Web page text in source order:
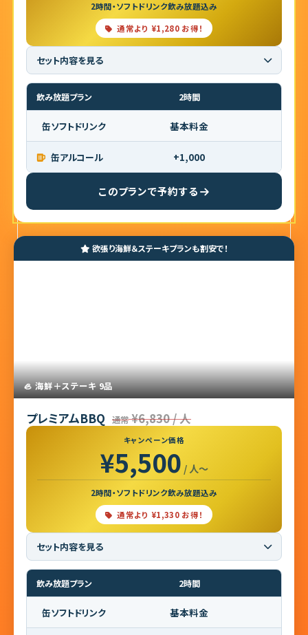
2時間・ソフトドリンク飲み放題込み
通常より ¥1,280 お得！
セット内容を見る
■ セット内容（6品）
牛ハンギングテンダー 200g
骨付きソーセージ 1個
野菜盛り合わせ（4種）
飲み放題プラン 2時間
缶ソフトドリンク 基本料金
缶アルコール +1,000
このプランで予約する
欲張り海鮮＆ステーキプランも割安で！
🦪 海鮮＋ステーキ 9品
プレミアムBBQ 通常¥6,830 / 人
キャンペーン価格
¥5,500 / 人〜
2時間・ソフトドリンク飲み放題込み
通常より ¥1,330 お得！
セット内容を見る
■ セット内容（9品）
牡蠣 1個・エビ 1尾・ホタテ 1個
※仕入れ状況により、一部食材が変更となる場合がございます。あら
飲み放題プラン 2時間
缶ソフトドリンク 基本料金